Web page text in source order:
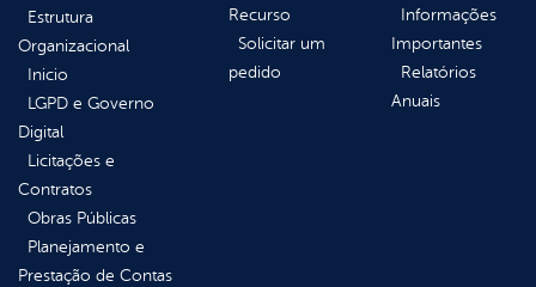
Estrutura
Organizacional
Inicio
LGPD e Governo
Digital
Licitações e
Contratos
Obras Públicas
Planejamento e
Prestação de Contas
Recurso
Solicitar um
pedido
Informações
Importantes
Relatórios
Anuais